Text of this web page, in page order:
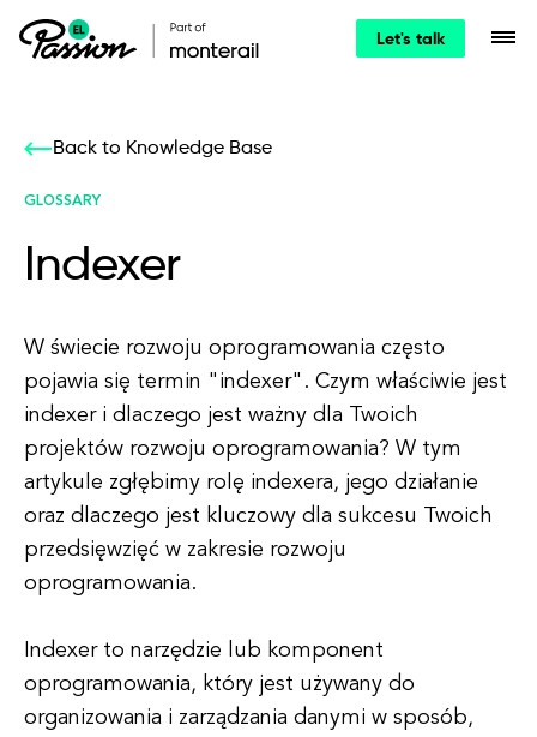
Let's talk
Back to Knowledge Base
GLOSSARY
Indexer
W świecie rozwoju oprogramowania często
pojawia się termin "indexer". Czym właściwie jest
indexer i dlaczego jest ważny dla Twoich
projektów rozwoju oprogramowania? W tym
artykule zgłębimy rolę indexera, jego działanie
oraz dlaczego jest kluczowy dla sukcesu Twoich
przedsięwzięć w zakresie rozwoju
oprogramowania.
Indexer to narzędzie lub komponent
oprogramowania, który jest używany do
organizowania i zarządzania danymi w sposób,